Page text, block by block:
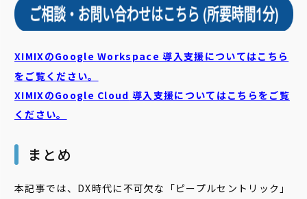
XIMIXのGoogle Workspace 導入支援についてはこちら
をご覧ください。
XIMIXのGoogle Cloud 導入支援についてはこちらをご覧
ください。
まとめ
本記事では、DX時代に不可欠な「ピープルセントリック」